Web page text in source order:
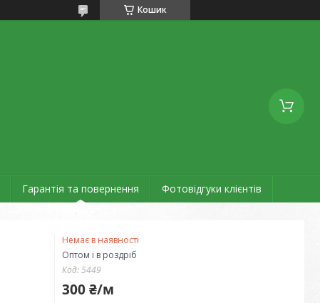
Кошик
Гарантія та повернення Фотовідгуки клієнтів
Немає в наявності
Оптом і в роздріб
Код:5449
300 ₴/м